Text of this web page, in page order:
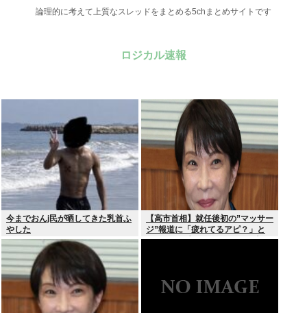
論理的に考えて上質なスレッドをまとめる5chまとめサイトです
ロジカル速報
今までおんj民が晒してきた乳首ふ
やした
【高市首相】就任後初の”マッサー
ジ”報道に「疲れてるアピ？」と
SNSでは一部から冷ややかな声…